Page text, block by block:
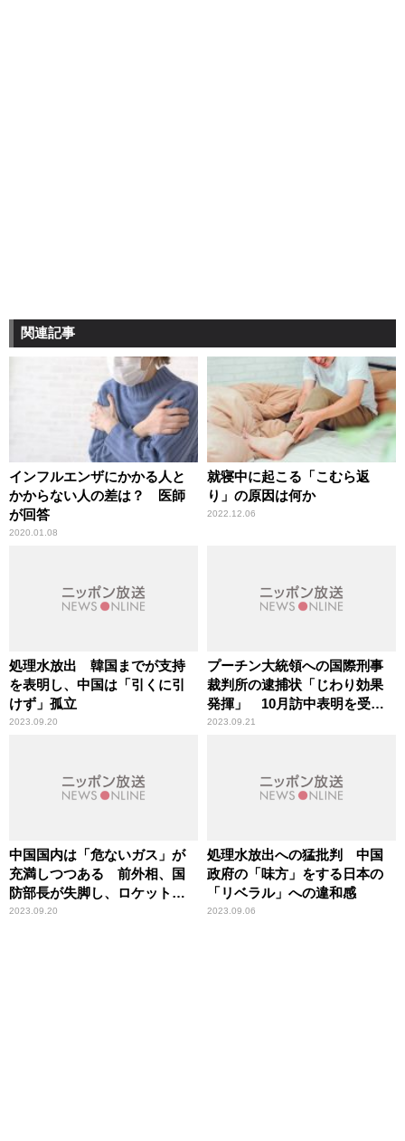
関連記事
インフルエンザにかかる人と
かからない人の差は？ 医師
が回答
2020.01.08
就寝中に起こる「こむら返
り」の原因は何か
2022.12.06
処理水放出 韓国までが支持
を表明し、中国は「引くに引
けず」孤立
2023.09.20
プーチン大統領への国際刑事
裁判所の逮捕状「じわり効果
発揮」 10月訪中表明を受
け、専門家が解説
2023.09.21
中国国内は「危ないガス」が
充満しつつある 前外相、国
防部長が失脚し、ロケット軍
の司令官が交代する特異な事
2023.09.20
処理水放出への猛批判 中国
政府の「味方」をする日本の
「リベラル」への違和感
2023.09.06